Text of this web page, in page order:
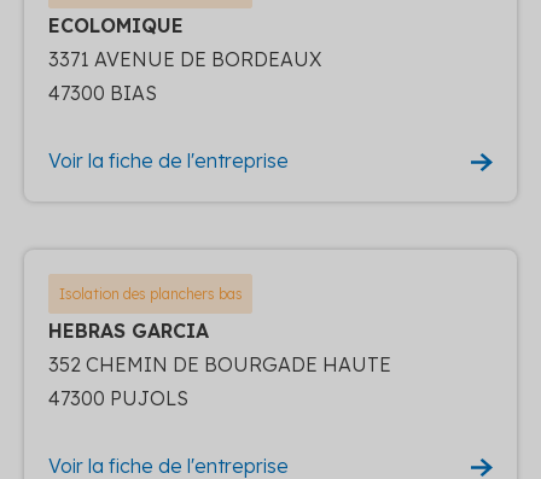
ECOLOMIQUE
3371 AVENUE DE BORDEAUX
47300 BIAS
Voir la fiche de l'entreprise
Isolation des planchers bas
HEBRAS GARCIA
352 CHEMIN DE BOURGADE HAUTE
47300 PUJOLS
Voir la fiche de l'entreprise